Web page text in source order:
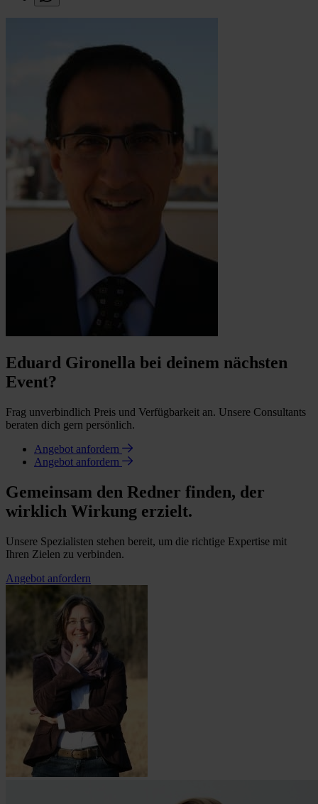
Eduard Gironella bei deinem nächsten
Event?
Frag unverbindlich Preis und Verfügbarkeit an. Unsere Consultants
beraten dich gern persönlich.
Angebot anfordern
Angebot anfordern
Gemeinsam den Redner finden, der
wirklich Wirkung erzielt.
Unsere Spezialisten stehen bereit, um die richtige Expertise mit
Ihren Zielen zu verbinden.
Angebot anfordern